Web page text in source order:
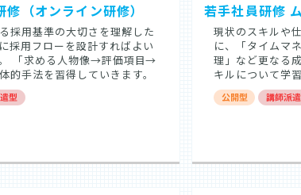
（オンライン研修）
採用基準の大切さを理解した
採用フローを設計すればよい
「求める人物像→評価項目→
的手法を習得していきます。
若手社員研修
現状のスキルや
に、「タイムマ
理」など更なる
キルについて学習